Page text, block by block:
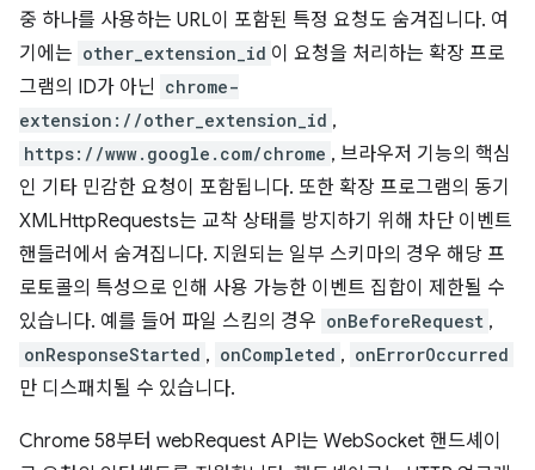
중 하나를 사용하는 URL이 포함된 특정 요청도 숨겨집니다. 여
기에는 other_extension_id 이 요청을 처리하는 확장 프로
그램의 ID가 아닌 chrome-
extension://other_extension_id ,
https://www.google.com/chrome , 브라우저 기능의 핵심
인 기타 민감한 요청이 포함됩니다. 또한 확장 프로그램의 동기
XMLHttpRequests는 교착 상태를 방지하기 위해 차단 이벤트
핸들러에서 숨겨집니다. 지원되는 일부 스키마의 경우 해당 프
로토콜의 특성으로 인해 사용 가능한 이벤트 집합이 제한될 수
있습니다. 예를 들어 파일 스킴의 경우 onBeforeRequest ,
onResponseStarted , onCompleted , onErrorOccurred
만 디스패치될 수 있습니다.
Chrome 58부터 webRequest API는 WebSocket 핸드셰이